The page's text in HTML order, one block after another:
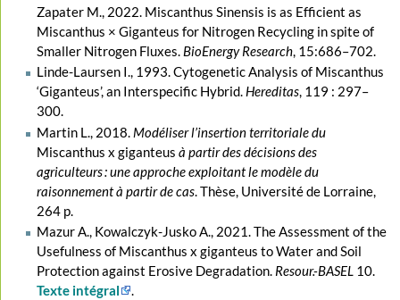
Zapater M., 2022. Miscanthus Sinensis is as Efficient as
Miscanthus × Giganteus for Nitrogen Recycling in spite of
Smaller Nitrogen Fluxes. BioEnergy Research, 15:686–702.
Linde-Laursen I., 1993. Cytogenetic Analysis of Miscanthus
‘Giganteus’, an Interspecific Hybrid. Hereditas, 119 : 297–
300.
Martin L., 2018. Modéliser l’insertion territoriale du
Miscanthus x giganteus à partir des décisions des
agriculteurs : une approche exploitant le modèle du
raisonnement à partir de cas. Thèse, Université de Lorraine,
264 p.
Mazur A., Kowalczyk-Jusko A., 2021. The Assessment of the
Usefulness of Miscanthus x giganteus to Water and Soil
Protection against Erosive Degradation. Resour.-BASEL10.
Texte intégral
.